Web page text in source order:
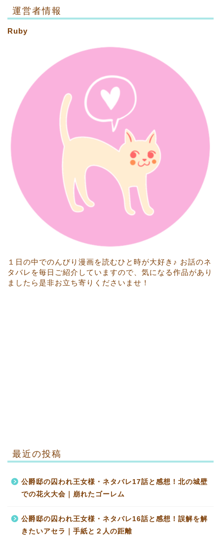
運営者情報
Ruby
１日の中でのんびり漫画を読むひと時が大好き♪ お話のネ
タバレを毎日ご紹介していますので、気になる作品があり
ましたら是非お立ち寄りくださいませ！
最近の投稿
公爵邸の囚われ王女様・ネタバレ17話と感想！北の城壁
での花火大会｜崩れたゴーレム
公爵邸の囚われ王女様・ネタバレ16話と感想！誤解を解
きたいアセラ｜手紙と２人の距離